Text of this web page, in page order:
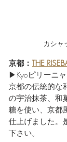
カシャ
京都： THE
▶Kyoピリーニャ
京都の伝統的な
の宇治抹茶、和
糖を使い、京都
仕上げました。
下さい。